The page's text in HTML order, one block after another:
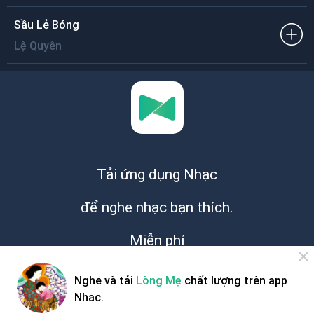
Sầu Lẻ Bóng
Lệ Quyên
Tải ứng dụng Nhạc
để nghe nhạc bạn thích.
Miễn phí
Nghe và tải Lòng Mẹ chất lượng trên app
Nhac.